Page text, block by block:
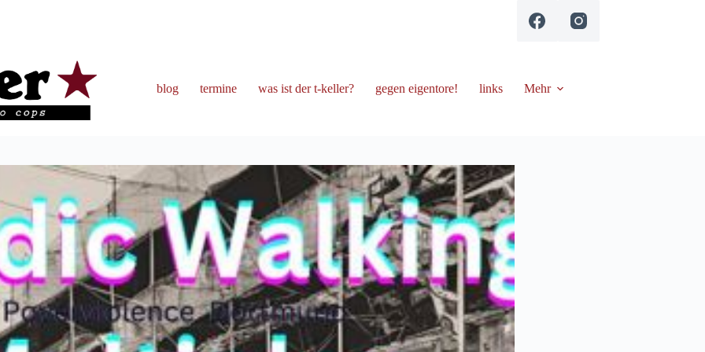
blog termine was ist der t-keller? gegen eigentore! links Mehr